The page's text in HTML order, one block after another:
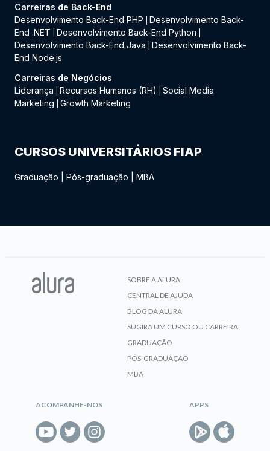
Carreiras de Back-End
Desenvolvimento Back-End PHP
Desenvolvimento Back-
End .NET
Desenvolvimento Back-End Python
Desenvolvimento Back-End Java
Desenvolvimento Back-
End Node.js
Carreiras de Negócios
Liderança
Recursos Humanos (RH)
Social Media
Marketing
Growth Marketing
CURSOS UNIVERSITÁRIOS FIAP
Graduação Pós-graduação MBA
SOBRE A ALURA
CENTRAL DE AJUDA
BLOG DA ALURA
SUGIRA UM CURSO OU CARREIRA
GRADUAÇÃO
PÓS-GRADUAÇÃO
MBA
ACOMPANHE-NOS APPS